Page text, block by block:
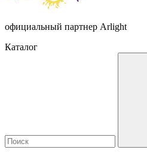
официальный партнер Arlight
Каталог